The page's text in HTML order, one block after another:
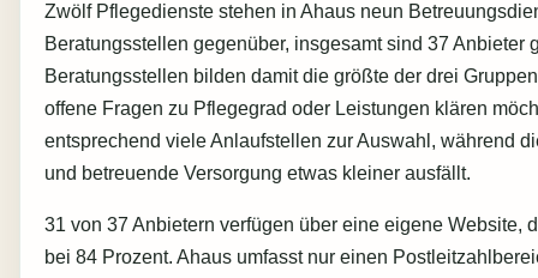
Zwölf Pflegedienste stehen in Ahaus neun
Beratungsstellen gegenüber, insgesamt sind 37 Anbieter
Beratungsstellen bilden damit die größte der drei
offene Fragen zu Pflegegrad oder Leistungen klären
entsprechend viele Anlaufstellen zur Auswahl, während
und betreuende Versorgung etwas kleiner ausfällt.
31 von 37 Anbietern verfügen über eine eigene Website,
bei 84 Prozent. Ahaus umfasst nur einen